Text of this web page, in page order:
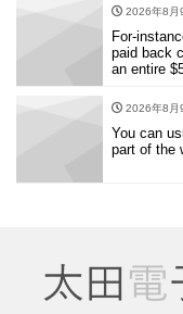
2026年8月
For-
paid back
an entire
2026年8月
You can
part of the